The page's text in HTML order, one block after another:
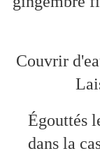
Couvrir
Égouttés
dans la